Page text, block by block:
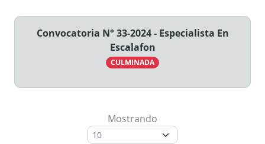
Convocatoria N° 33-2024 - Especialista En
Escalafon
CULMINADA
Mostrando